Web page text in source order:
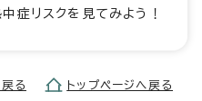
症リスクを見てみよう！
る トップページへ戻る